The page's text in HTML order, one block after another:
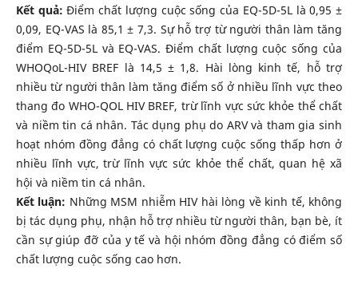
Kết quả: Điểm chất lượng cuộc sống của EQ-5D-5L là 0,95 ±
0,09, EQ-VAS là 85,1 ± 7,3. Sự hỗ trợ từ người thân làm tăng
điểm EQ-5D-5L và EQ-VAS. Điểm chất lượng cuộc sống của
WHOQoL-HIV BREF là 14,5 ± 1,8. Hài lòng kinh tế, hỗ trợ
nhiều từ người thân làm tăng điểm số ở nhiều lĩnh vực theo
thang đo WHO-QOL HIV BREF, trừ lĩnh vực sức khỏe thể chất
và niềm tin cá nhân. Tác dụng phụ do ARV và tham gia sinh
hoạt nhóm đồng đẳng có chất lượng cuộc sống thấp hơn ở
nhiều lĩnh vực, trừ lĩnh vực sức khỏe thể chất, quan hệ xã
hội và niềm tin cá nhân.
Kết luận: Những MSM nhiễm HIV hài lòng về kinh tế, không
bị tác dụng phụ, nhận hỗ trợ nhiều từ người thân, bạn bè, ít
cần sự giúp đỡ của y tế và hội nhóm đồng đẳng có điểm số
chất lượng cuộc sống cao hơn.